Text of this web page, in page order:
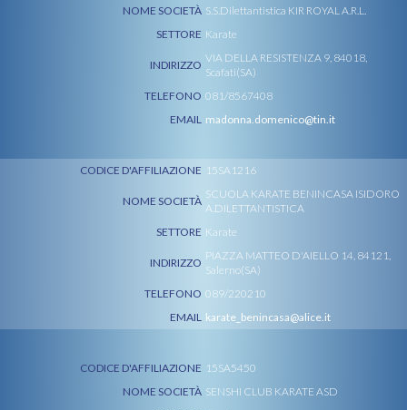
NOME SOCIETÀ S.S.Dilettantistica KIR ROYAL A.R.L.
SETTORE Karate
INDIRIZZO
VIA DELLA RESISTENZA 9, 84018,
Scafati(SA)
TELEFONO 081/8567408
EMAIL madonna.domenico@tin.it
CODICE D'AFFILIAZIONE 15SA1216
NOME SOCIETÀ
SCUOLA KARATE BENINCASA ISIDORO
A.DILETTANTISTICA
SETTORE Karate
INDIRIZZO
PIAZZA MATTEO D'AIELLO 14, 84121,
Salerno(SA)
TELEFONO 089/220210
EMAIL karate_benincasa@alice.it
CODICE D'AFFILIAZIONE 15SA5450
NOME SOCIETÀ SENSHI CLUB KARATE ASD